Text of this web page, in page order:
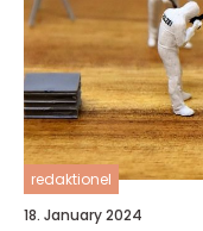
redaktionel
18. January 2024